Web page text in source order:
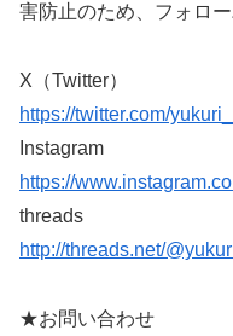
害防止のため、フォロ
X（Twitter）
https://twitter.com/
Instagram
https://
threads
http://threads.net/
★お問い合わせ